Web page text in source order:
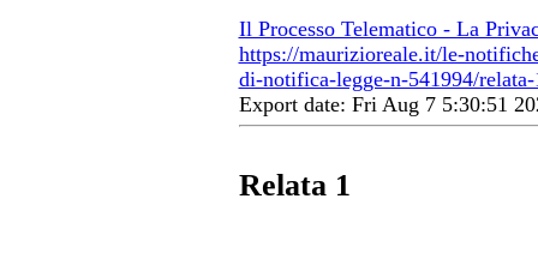
Il Processo Telematico - La
https://maurizioreale.it/le-
di-notifica-legge-n-541994/relata-
Export date: Fri Aug 7 5:30:51
Relata 1